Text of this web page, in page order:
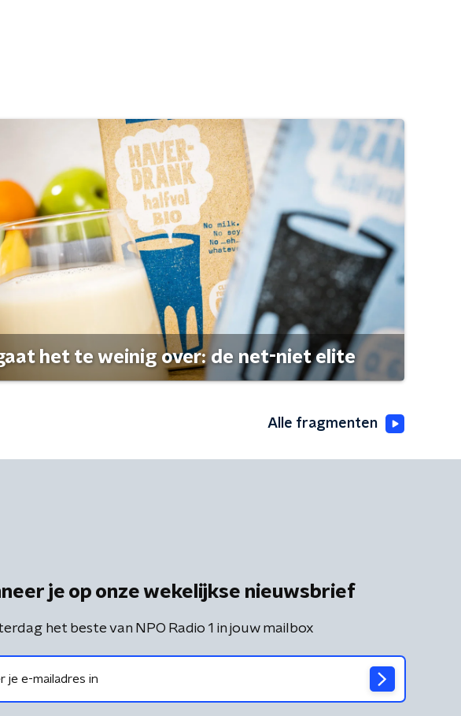
het te weinig over: de net-niet elite
Alle fragmenten
je op onze wekelijkse nieuwsbrief
het beste van NPO Radio 1 in jouw mailbox